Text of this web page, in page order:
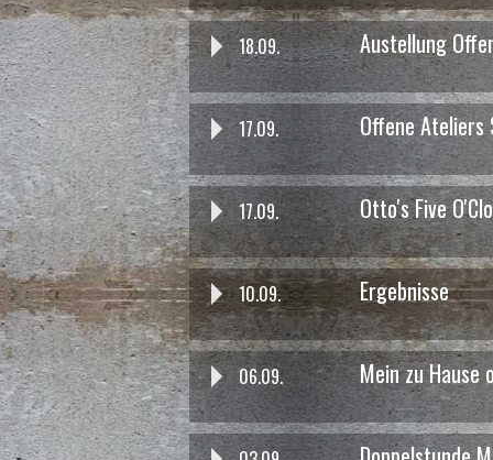
das war am 17.11. um 19:00 Uhr
Schöneicher Mobilitäts-
Klimabeirat Schöneiche
18.09. Austellung
17.09. Offene Ateliers
17.09. Otto's Five
10.09. Ergebnisse
06.09. Mein zu Hause